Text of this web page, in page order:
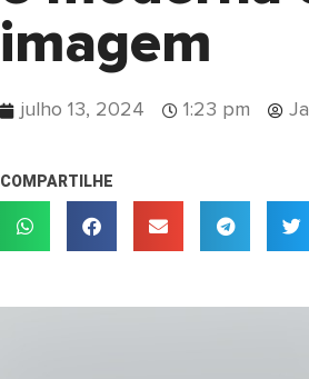
imagem
julho 13, 2024 1:23 pm
COMPARTILHE